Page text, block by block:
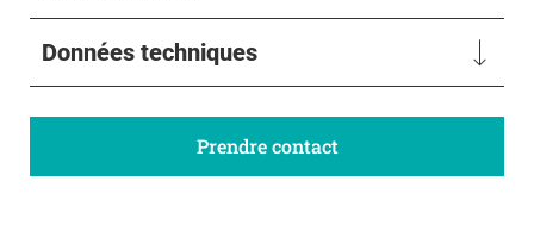
Données techniques
Prendre contact